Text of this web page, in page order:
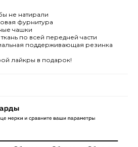
не натирали
фурнитура
чашки
по всей передней части
поддерживающая резинка
лайкры в подарок!